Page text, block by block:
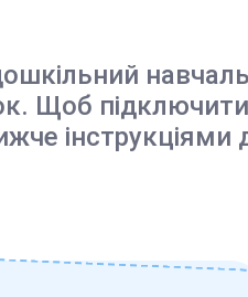
Щоб
інструкціями